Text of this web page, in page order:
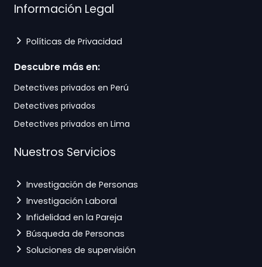
Información Legal
Políticas de Privacidad
Descubre más en:
Detectives privados en Perú
Detectives privados
Detectives privados en Lima
Nuestros Servicios
Investigación de Personas
Investigación Laboral
Infidelidad en la Pareja
Búsqueda de Personas
Soluciones de supervisión